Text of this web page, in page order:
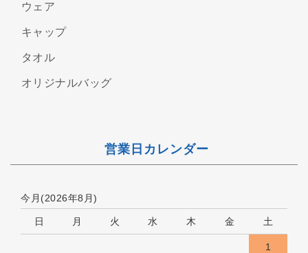
ウェア
キャップ
タオル
オリジナルバッグ
営業日カレンダー
今月(2026年8月)
日 月 火 水 木 金 土
1